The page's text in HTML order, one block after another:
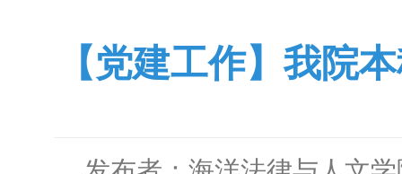
【党建工作】我院